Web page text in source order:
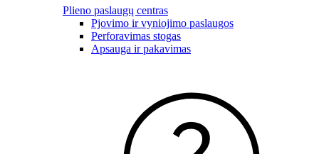
Plieno paslaugų centras
Pjovimo ir vyniojimo paslaugos
Perforavimas stogas
Apsauga ir pakavimas